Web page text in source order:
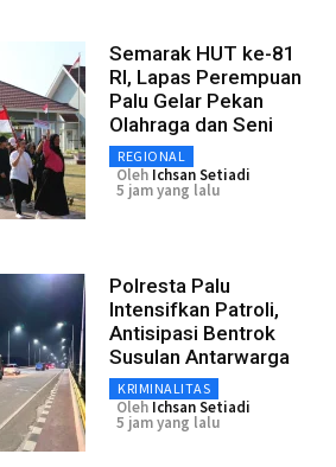
Semarak HUT ke-81
RI, Lapas Perempuan
Palu Gelar Pekan
Olahraga dan Seni
REGIONAL
Oleh Ichsan Setiadi
5 jam yang lalu
Polresta Palu
Intensifkan Patroli,
Antisipasi Bentrok
Susulan Antarwarga
KRIMINALITAS
Oleh Ichsan Setiadi
5 jam yang lalu